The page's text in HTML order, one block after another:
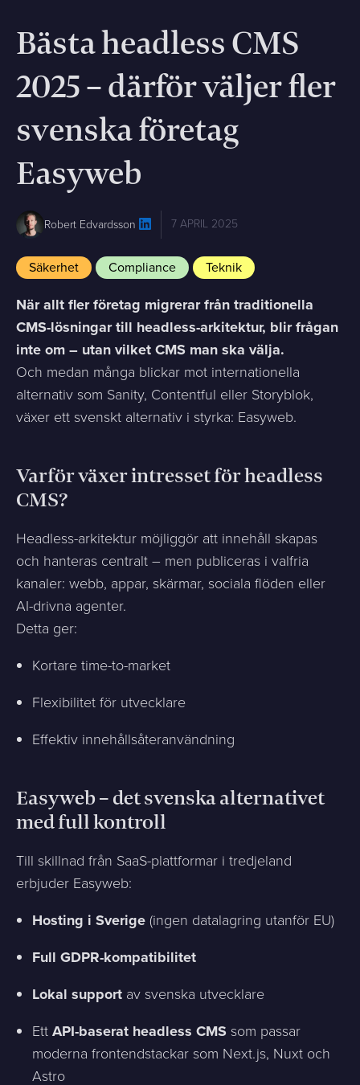
Bästa headless CMS
2025 – därför väljer fler
svenska företag
Easyweb
Robert Edvardsson 7 APRIL 2025
Säkerhet Compliance Teknik
När allt fler företag migrerar från traditionella
CMS-lösningar till headless-arkitektur, blir frågan
inte om – utan vilket CMS man ska välja.
Och medan många blickar mot internationella
alternativ som Sanity, Contentful eller Storyblok,
växer ett svenskt alternativ i styrka: Easyweb.
Varför växer intresset för headless
CMS?
Headless-arkitektur möjliggör att innehåll skapas
och hanteras centralt – men publiceras i valfria
kanaler: webb, appar, skärmar, sociala flöden eller
AI-drivna agenter.
Detta ger:
Kortare time-to-market
Flexibilitet för utvecklare
Effektiv innehållsåteranvändning
Easyweb – det svenska alternativet
med full kontroll
Till skillnad från SaaS-plattformar i tredjeland
erbjuder Easyweb:
Hosting i Sverige(ingen datalagring utanför EU)
Full GDPR-kompatibilitet
Lokal support av svenska utvecklare
EttAPI-baserat headless CMS som passar
moderna frontendstackar som Next.js, Nuxt och
Astro